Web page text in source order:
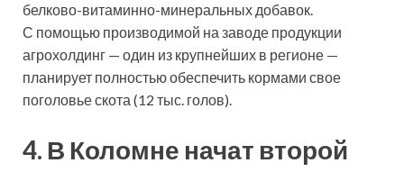
белково-витаминно-минеральных добавок.
С помощью производимой на заводе продукции
агрохолдинг — один из крупнейших в регионе —
планирует полностью обеспечить кормами свое
поголовье скота (12 тыс. голов).
4. В Коломне начат второй